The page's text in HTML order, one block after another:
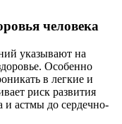
человека
указывают на
Особенно
в легкие и
риск развития
и астмы до сердечно-